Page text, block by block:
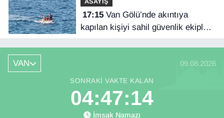
17:15Van Gölü’nde akıntıya
kapılan kişiyi sahil güvenlik ekipleri
kurtardı
VAN 09.08.2026
SONRAKI VAKTE KALAN
04:47:14
İmsak Namazı